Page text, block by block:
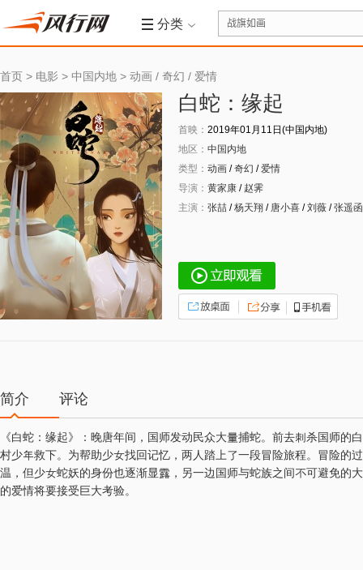
分类
首页 > 电影 > 中国内地 > 动画 / 奇幻 / 爱情
白蛇：缘起
首映： 2019年01月11日(中国内地)
地区： 中国内地
类型： 动画 /奇幻 /爱情
导演： 黄家康 / 赵霁
主演： 张喆 /杨天翔 / 唐小喜 /刘薇 /张遥函
简介 评论
《白蛇：缘起》：晚唐年间，国师发动民众大量捕蛇。前去刺杀国师的
村少年救下。为帮助少女找回记忆，两人踏上了一段冒险旅程。冒险的
温，但少女蛇妖的身份也逐渐显露，另一边国师与蛇族之间不可避免的
的爱情将要接受巨大考验。